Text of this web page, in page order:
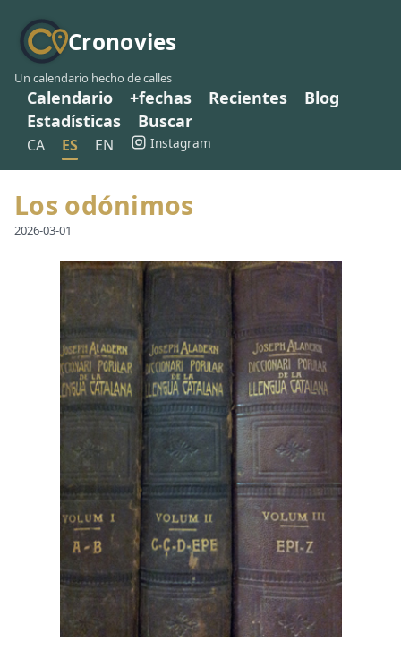
Cronovies
Un calendario hecho de calles
Calendario +fechas Recientes
Blog
Estadísticas
Buscar
CA ES EN Instagram
Los odónimos
2026-03-01